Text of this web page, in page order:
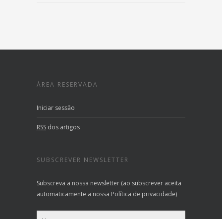
ÁREA RESERVADA
Iniciar sessão
RSS dos artigos
SUBSCREVER NEWSLETTER
Subscreva a nossa newsletter (ao subscrever aceita
automaticamente a nossa Política de privacidade)